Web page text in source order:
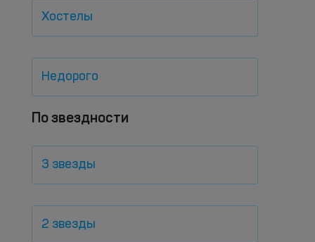
Хостелы
Недорого
По звездности
3 звезды
2 звезды